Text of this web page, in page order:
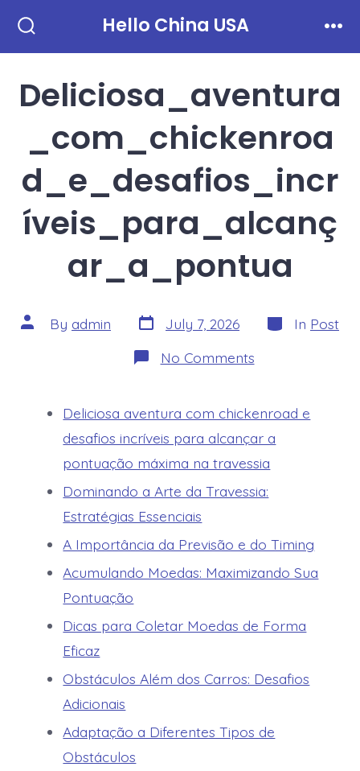
Toggle
Hello China USA
Deliciosa_aventura
_com_chickenroa
d_e_desafios_incr
íveis_para_alcanç
ar_a_pontua
Post
author
By admin Post
date
July 7, 2026 Categories
In Post
No Commentson
Deliciosa aventura com chickenroad e
desafios incríveis para alcançar a
pontuação máxima na travessia
Dominando a Arte da Travessia:
Estratégias Essenciais
A Importância da Previsão e do Timing
Acumulando Moedas: Maximizando Sua
Pontuação
Dicas para Coletar Moedas de Forma
Eficaz
Obstáculos Além dos Carros: Desafios
Adicionais
Adaptação a Diferentes Tipos de
Obstáculos